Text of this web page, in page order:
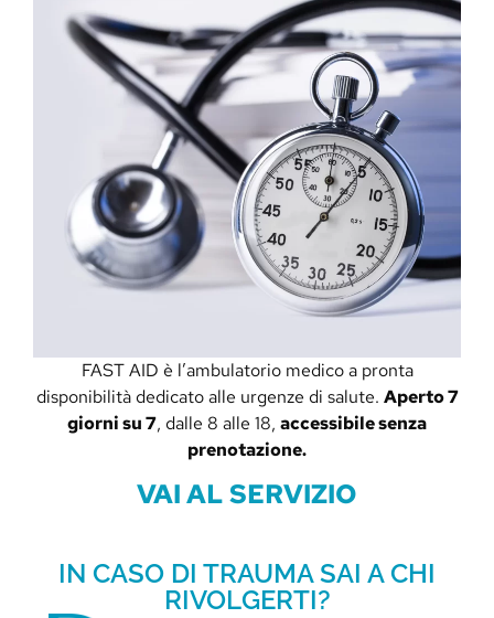
FAST AID è l’ambulatorio medico a pronta
disponibilità dedicato alle urgenze di salute. Aperto 7
giorni su 7, dalle 8 alle 18, accessibile senza
prenotazione.
VAI AL SERVIZIO
IN CASO DI TRAUMA SAI A CHI
RIVOLGERTI?